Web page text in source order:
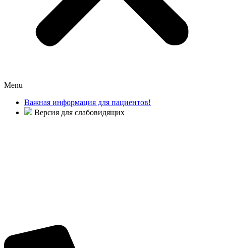
Menu
Важная информация для пациентов!
Версия для слабовидящих